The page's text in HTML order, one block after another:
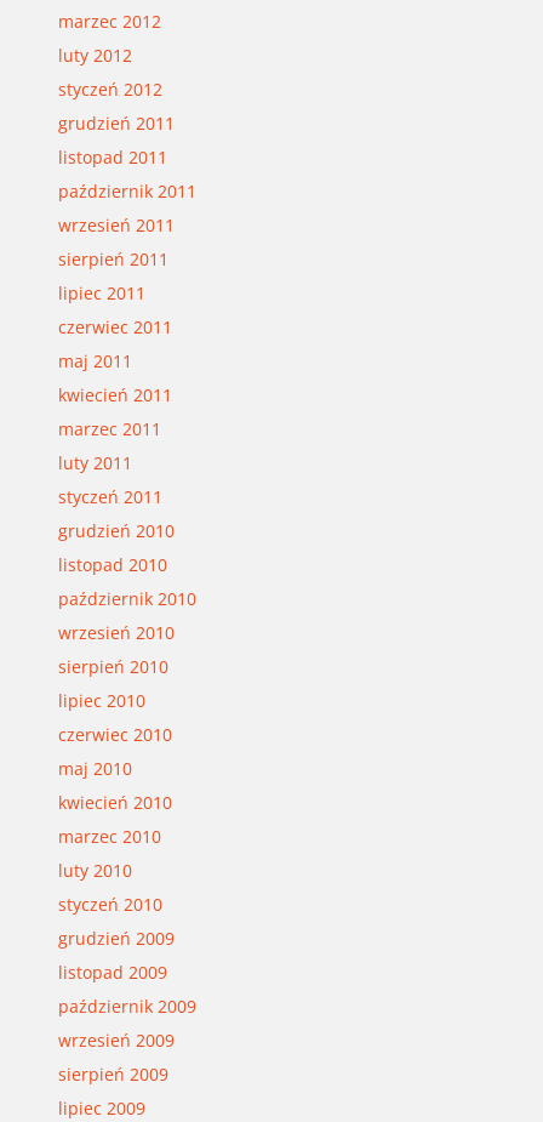
marzec 2012
luty 2012
styczeń 2012
grudzień 2011
listopad 2011
październik 2011
wrzesień 2011
sierpień 2011
lipiec 2011
czerwiec 2011
maj 2011
kwiecień 2011
marzec 2011
luty 2011
styczeń 2011
grudzień 2010
listopad 2010
październik 2010
wrzesień 2010
sierpień 2010
lipiec 2010
czerwiec 2010
maj 2010
kwiecień 2010
marzec 2010
luty 2010
styczeń 2010
grudzień 2009
listopad 2009
październik 2009
wrzesień 2009
sierpień 2009
lipiec 2009